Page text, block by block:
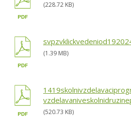
(228.72 KB)
(1.39 MB)
(520.73 KB)